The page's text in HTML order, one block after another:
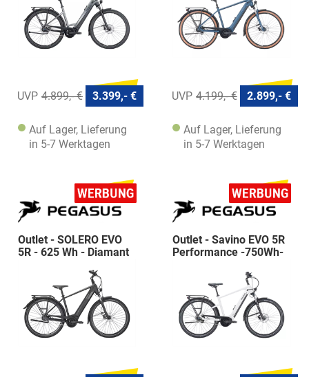
4.899,- € 3.399,- €
Auf Lager, Lieferung
in 5-7 Werktagen
4.199,- € 2.899,- €
Auf Lager, Lieferung
in 5-7 Werktagen
Outlet - SOLERO EVO
5R - 625 Wh - Diamant
Outlet - Savino EVO 5R
Performance -750Wh-